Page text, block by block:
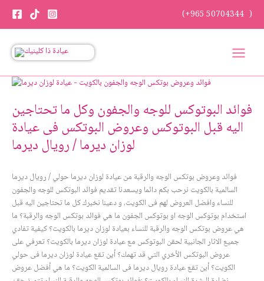
Skip
content
(+965 50704344 )
فوائد البوتوكس للوجه والجفون وكل ما تحتاجين
اليه قبل البوتوكس وعروض البوتكس فى عيادة
لوزان ديرما / رويال ديرما
فوائد وعروض بوتكس الوجه والرقبة من عيادة لوزان ديرما حولي / رويال ديرما
السالمية بالكويت نرحب بكم دائما ويسعدنا تقديم فوائد البوتكس للوجه والجفون
للنساء وافضل العروض لهم فى الكويت, و دعينا نخبرك كل ما تحتاجين اليه قبل
استخدام بوتوكس الوجه او بوتوكس الجفون ما هي فوائد بوتكس الوجه والرقبة؟ ما
هي عروض بوتكس الوجه والرقبة للنساء بعيادة لوزان ديرما بالكويت؟ كيفية تفادي
جميع الاثار الجانبية لحقن البوتوكس مع عيادة لوزان ديرما بالكويت؟ تعرفي على
عروض البوتكس الأخري التي قد تهمك؟ أين تقع عيادة لوزان ديرما فى حولي
الكويت؟ أين تقع عيادة رويال ديرما فى السالمية الكويت؟ ما هي أفضل عروض
فوائد
للوجه
والجفون
وكل
ما
اليه
قبل
البوتوكس
وعروض
البوتكس
فى
عيادة
لوزان
ديرما